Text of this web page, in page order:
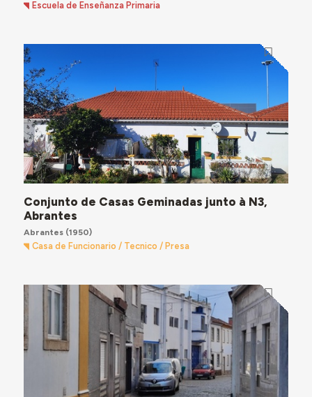
Escuela de Enseñanza Primaria
Conjunto de Casas Geminadas junto à N3,
Abrantes
Abrantes(1950)
Casa de Funcionario / Tecnico / Presa